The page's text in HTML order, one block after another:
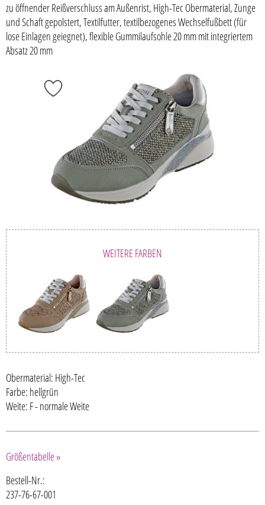
zu öffnender Reißverschluss am Außenrist, High-Tec Obermaterial, Zunge
und Schaft gepolstert, Textilfutter, textilbezogenes Wechselfußbett (für
lose Einlagen geiegnet), flexible Gummilaufsohle 20 mm mit integriertem
Absatz 20 mm
WEITERE FARBEN
Obermaterial: High-Tec
Farbe: hellgrün
Weite: F - normale Weite
Größentabelle »
Bestell-Nr.:
237-76-67-001